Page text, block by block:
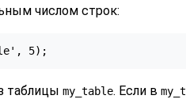
числом строк:
5);
таблицы my_table. Если в